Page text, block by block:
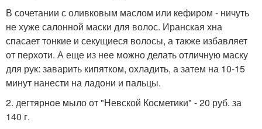
В сочетании с оливковым маслом или кефиром - ничуть
не хуже салонной маски для волос. Иранская хна
спасает тонкие и секущиеся волосы, а также избавляет
от перхоти. А еще из нее можно делать отличную маску
для рук: заварить кипятком, охладить, а затем на 10-15
минут нанести на ладони и пальцы.
2. дегтярное мыло от "Невской Косметики" - 20 руб. за
140 г.